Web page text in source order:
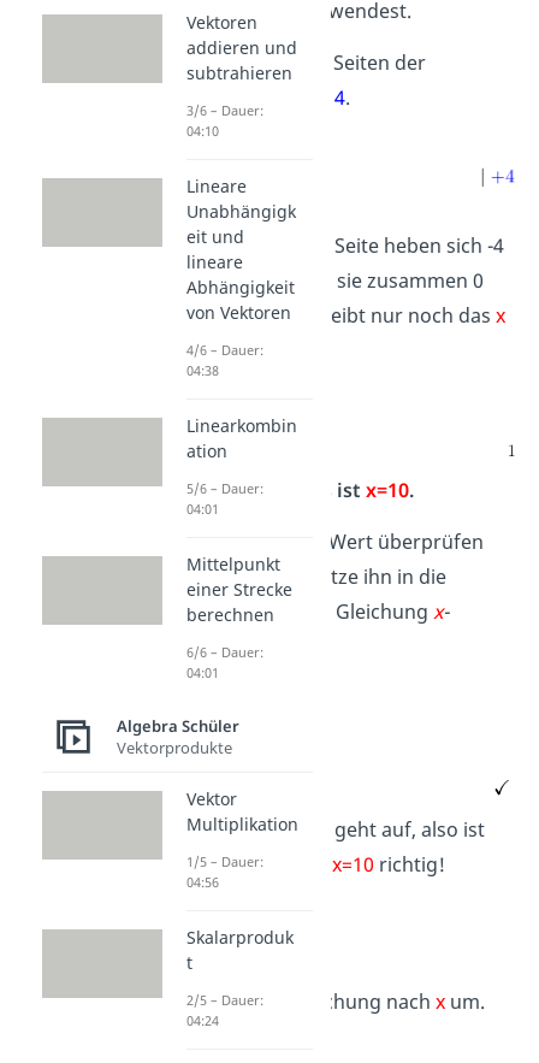
Rechnung
verwendest.
Addiere beide Seiten der
4.
Auf der linken Seite heben sich -4
und+4auf, da sie zusammen 0
ergeben. Es bleibt nur noch das x
übrig.
Dein Ergebnis ist x=10.
Wenn du den Wert überprüfen
willst, dann setze ihn in die
ursprüngliche Gleichung x-
4=6ein:
Die Gleichung geht auf, also ist
dein Ergebnis x=10 richtig!
Beispiel 2:
Stelle die Gleichung nach xum.
Vektoren
addieren und
subtrahieren
3/6 – Dauer:
04:10
Lineare
Unabhängigk
eit und
lineare
Abhängigkeit
von Vektoren
4/6 – Dauer:
04:38
Linearkombin
ation
5/6 – Dauer:
04:01
Mittelpunkt
einer Strecke
berechnen
6/6 – Dauer:
04:01
Algebra Schüler
Vektorprodukte
Vektor
Multiplikation
1/5 – Dauer:
04:56
Skalarproduk
t
2/5 – Dauer:
04:24